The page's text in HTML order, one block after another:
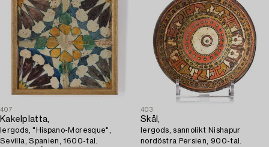
407
Kakelplatta,
lergods, "Hispano-Moresque",
Sevilla, Spanien, 1600-tal.
403
Skål,
lergods, sannolikt Nishapur
nordöstra Persien, 900-tal.